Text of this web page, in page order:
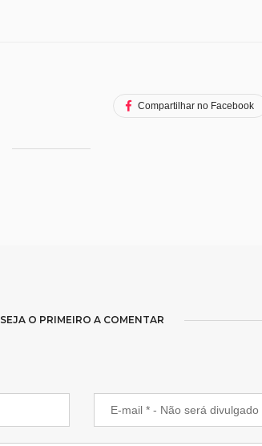
Compartilhar no Facebook
SEJA O PRIMEIRO A COMENTAR